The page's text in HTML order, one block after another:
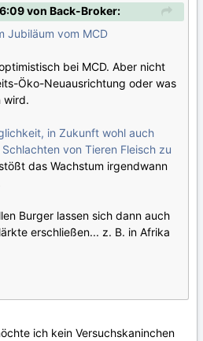
von Back-Broker:
Jubiläum vom MCD
bei MCD. Aber nicht
Öko-Neuausrichtung oder was
wird.
in Zukunft wohl auch
von Tieren Fleisch zu
das Wachstum irgendwann
Burger lassen sich dann auch
erschließen... z. B. in Afrika
ich kein Versuchskaninchen